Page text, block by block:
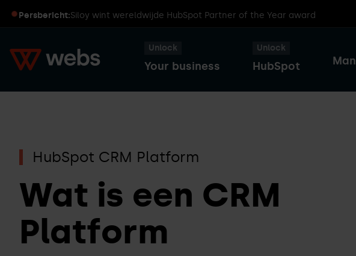
Persbericht:Siloy wint wereldwijde HubSpot Partner of the Year award
Unlock
Your business
je
met
HubSpot
Unlock
HubSpot
CRM
Sales
Hub
Dinners
HubSpot
HubSpot CRM Platform
Wat is een CRM
Platform